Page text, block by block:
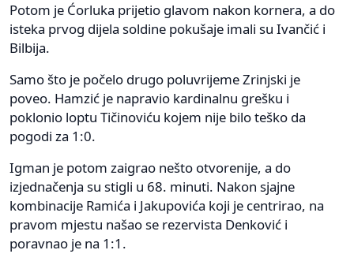
Potom je Ćorluka prijetio glavom nakon kornera, a do
isteka prvog dijela soldine pokušaje imali su Ivančić i
Bilbija.
Samo što je počelo drugo poluvrijeme Zrinjski je
poveo. Hamzić je napravio kardinalnu grešku i
poklonio loptu Tičinoviću kojem nije bilo teško da
pogodi za 1:0.
Igman je potom zaigrao nešto otvorenije, a do
izjednačenja su stigli u 68. minuti. Nakon sjajne
kombinacije Ramića i Jakupovića koji je centrirao, na
pravom mjestu našao se rezervista Denković i
poravnao je na 1:1.